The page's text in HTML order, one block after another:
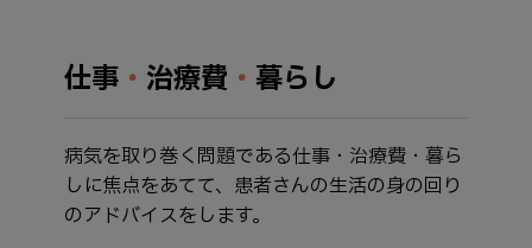
仕事 ・ 治療費 ・ 暮らし
病気を取り巻く問題である仕事・治療費・暮ら
しに焦点をあてて、患者さんの生活の身の回り
のアドバイスをします。